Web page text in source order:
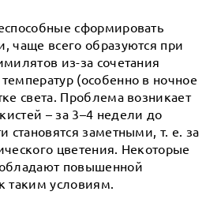
сформировать
чаще всего образуются при
из-за сочетания
(особенно в ночное
света. Проблема возникает
– за 3–4 недели до
становятся заметными, т. е. за
цветения. Некоторые
повышенной
таким условиям.